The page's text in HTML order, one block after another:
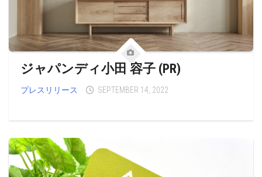
ジャパンディ小田 容子 (PR)
プレスリリース SEPTEMBER 14, 2022